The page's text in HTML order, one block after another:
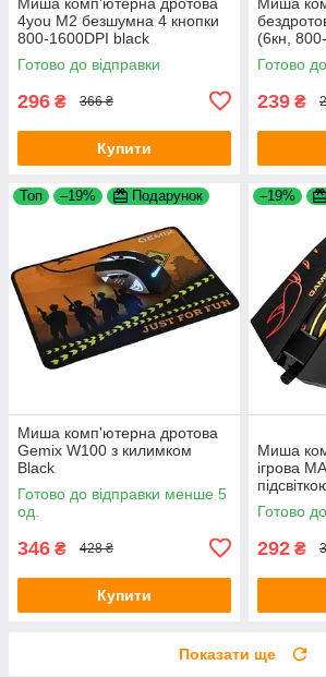
4you M2 безшумна 4 кнопки
800-1600DPI black
Готово до відправки
296 ₴ 366 ₴
Купити
(6кн,
гарантія)
Готово
239 ₴
Топ –19% Подарунок
Миша комп'ютерна дротова
Gemix W100 з килимком
Black
Готово до відправки менше 5
од.
346 ₴ 428 ₴
Купити
–19%
Миша
ігрова
Готово
292 ₴
Показати ще